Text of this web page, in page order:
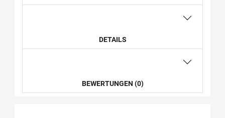
DETAILS
BEWERTUNGEN (0)